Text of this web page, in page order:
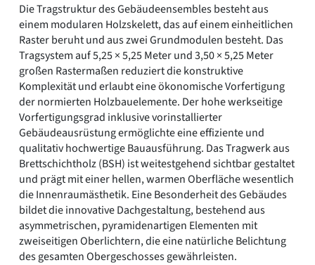
Die Tragstruktur des Gebäudeensembles besteht aus
einem modularen Holzskelett, das auf einem einheitlichen
Raster beruht und aus zwei Grundmodulen besteht. Das
Tragsystem auf 5,25 × 5,25 Meter und 3,50 × 5,25 Meter
großen Rastermaßen reduziert die konstruktive
Komplexität und erlaubt eine ökonomische Vorfertigung
der normierten Holzbauelemente. Der hohe werkseitige
Vorfertigungsgrad inklusive vorinstallierter
Gebäudeausrüstung ermöglichte eine effiziente und
qualitativ hochwertige Bauausführung. Das Tragwerk aus
Brettschichtholz (BSH) ist weitestgehend sichtbar gestaltet
und prägt mit einer hellen, warmen Oberfläche wesentlich
die Innenraumästhetik. Eine Besonderheit des Gebäudes
bildet die innovative Dachgestaltung, bestehend aus
asymmetrischen, pyramidenartigen Elementen mit
zweiseitigen Oberlichtern, die eine natürliche Belichtung
des gesamten Obergeschosses gewährleisten.